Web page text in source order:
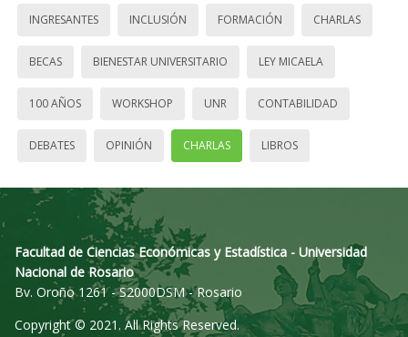
INGRESANTES INCLUSIÓN FORMACIÓN CHARLAS
BECAS BIENESTAR UNIVERSITARIO LEY MICAELA
100 AÑOS WORKSHOP UNR CONTABILIDAD
DEBATES OPINIÓN CHARLAS LIBROS
Facultad de Ciencias Económicas y Estadística - Universidad
Nacional de Rosario
Bv. Oroño 1261 - S2000DSM - Rosario
Copyright © 2021. All Rights Reserved.